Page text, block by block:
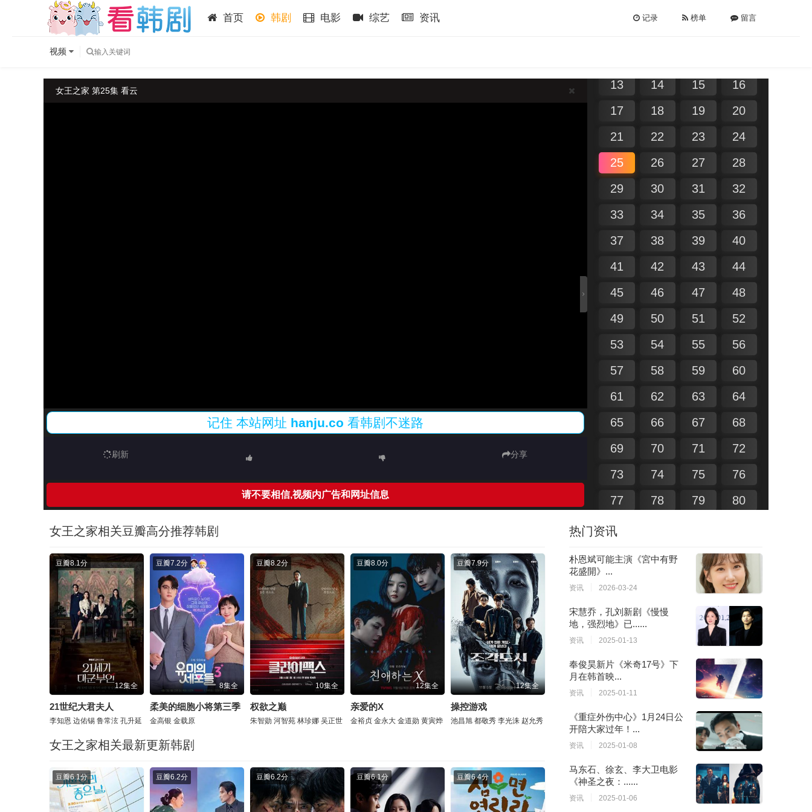
首页 韩剧 电影 综艺 资讯 记录 榜单 留言
视频
女王之家 第25集 看云
记住 本站网址 hanju.co 看韩剧不迷路
刷新 分享
请不要相信,视频内广告和网址信息
13
14 15
16
17
18 19
20
21
22 23
24
25
26 27
28
29
30 31
32
33
34 35
36
37
38 39
40
41
42 43
44
45
46 47
48
49
50 51
52
53
54 55
56
57
58 59
60
61
62 63
64
65
66 67
68
69
70 71
72
73
74 75
76
77
78 79
80
81
85
86 87
88
89
91
92
93
96
97
99 100
女王之家相关豆瓣高分推荐韩剧
豆瓣8.1分
12集全
21世纪大君夫人
李知恩 边佑锡 鲁常泫 孔升延
豆瓣7.2分
8集全
柔美的细胞小将第三季
金高银 金载原
豆瓣8.2分
10集全
权欲之巅
朱智勋 河智苑 林珍娜 吴正世
豆瓣8.0分
12集全
亲爱的X
金裕贞 金永大 金道勋 黄寅烨
豆瓣7.9分
12集全
操控游戏
池昌旭 都敬秀 李光洙 赵允秀
女王之家相关最新更新韩剧
豆瓣6.1分 豆瓣6.2分 豆瓣6.2分 豆瓣6.1分 豆瓣6.4分
热门资讯
朴恩斌可能主演《宮中有野
花盛開》...
资讯 2026-03-24
宋慧乔，孔刘新剧《慢慢
地，强烈地》已......
资讯 2025-01-13
奉俊昊新片《米奇17号》下
月在韩首映...
资讯 2025-01-11
《重症外伤中心》1月24日公
开陪大家过年！...
资讯 2025-01-08
马东石、徐玄、李大卫电影
《神圣之夜：......
资讯 2025-01-06